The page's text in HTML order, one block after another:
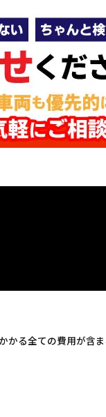
る全ての費用が含ま